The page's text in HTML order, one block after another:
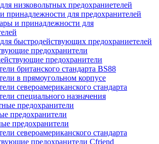
низковольтных предохраниетелей
принадлежности для предохранителей
и принадлежности для
быстродействующих предохраниетелей
предохранители
предохранители
британского стандарта BS88
в прямоугольном корпусе
североамериканского стандарта
специального назначения
предохранители
предохранители
предохранители
североамериканского стандарта
предохранители Cfriend